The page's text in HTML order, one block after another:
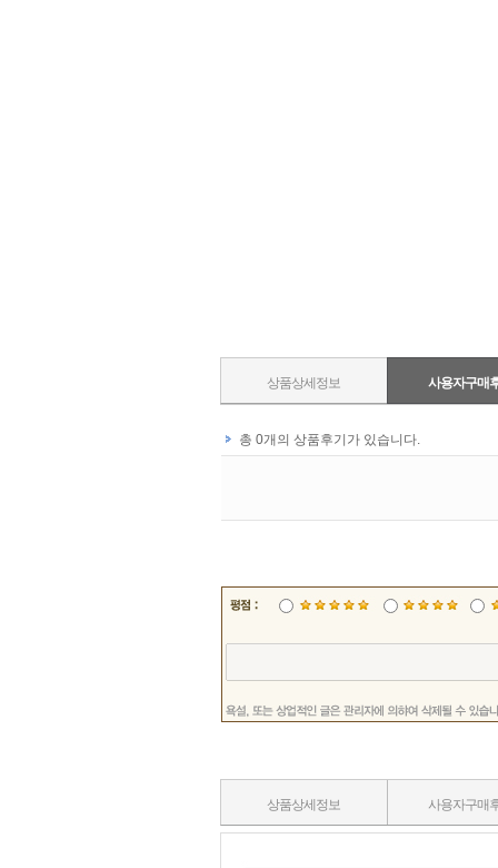
상품상세정보 사용자구매
상품상세정보 사용자구매